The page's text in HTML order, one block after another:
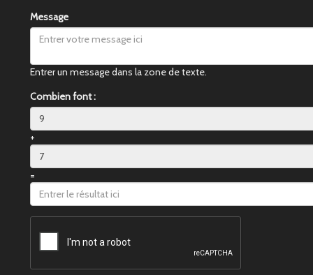
Message
Entrer un message dans la zone de texte.
Combien font :
+
=